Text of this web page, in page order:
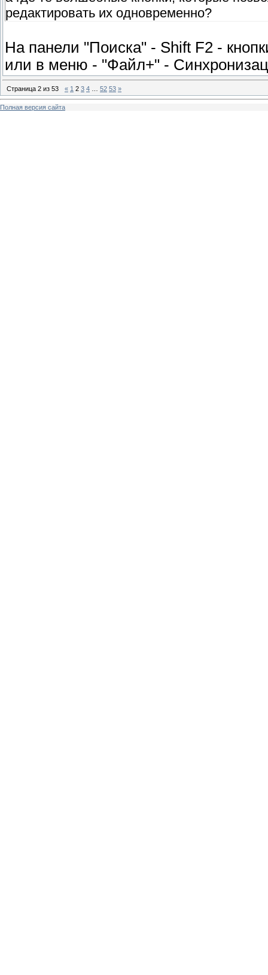
редактировать их одновременно?
На панели "Поиска" - Shift F2 -
или в меню - "Файл+" -
Страница 2 из 53 « 1 2 3 4 52 53 »
Полная версия сайта